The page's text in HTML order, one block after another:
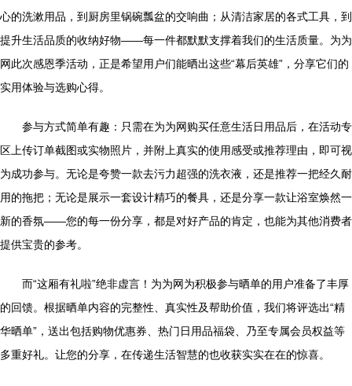
心的洗漱用品，到厨房里锅碗瓢盆的交响曲；从清洁家居的各式工具，到
提升生活品质的收纳好物——每一件都默默支撑着我们的生活质量。为为
网此次感恩季活动，正是希望用户们能晒出这些“幕后英雄”，分享它们的
实用体验与选购心得。
参与方式简单有趣：只需在为为网购买任意生活日用品后，在活动专
区上传订单截图或实物照片，并附上真实的使用感受或推荐理由，即可视
为成功参与。无论是夸赞一款去污力超强的洗衣液，还是推荐一把经久耐
用的拖把；无论是展示一套设计精巧的餐具，还是分享一款让浴室焕然一
新的香氛——您的每一份分享，都是对好产品的肯定，也能为其他消费者
提供宝贵的参考。
而“这厢有礼啦”绝非虚言！为为网为积极参与晒单的用户准备了丰厚
的回馈。根据晒单内容的完整性、真实性及帮助价值，我们将评选出“精
华晒单”，送出包括购物优惠券、热门日用品福袋、乃至专属会员权益等
多重好礼。让您的分享，在传递生活智慧的也收获实实在在的惊喜。